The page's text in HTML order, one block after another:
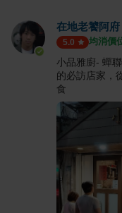
在地老饕阿府
5.0 均消價
小品雅廚- 蟬
的必訪店家，
食